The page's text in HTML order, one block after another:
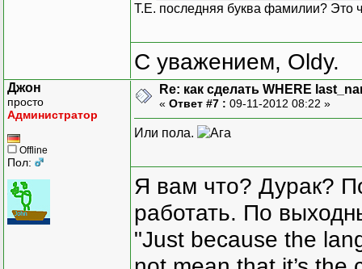
Т.Е. последняя буква фамилии? Это
С уважением, Oldy.
Джон
просто
Администратор
Offline
Пол:
Re: как сделать WHERE
« Ответ #7 : 09-11-2012 08:22 »
Или пола.
Я вам что? Дурак?
работать. По
"Just because the